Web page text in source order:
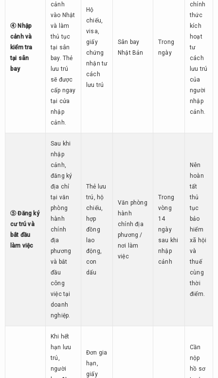
④ Nhập
cảnh và
kiểm tra
tại sân
bay
cảnh
vào Nhật
và làm
thủ tục
tại sân
bay. Thẻ
lưu trú
sẽ được
cấp ngay
tại cửa
nhập
cảnh.
Hộ
chiếu,
visa,
giấy
chứng
nhận tư
cách
lưu trú
Sân bay
Nhật Bản
Trong
ngày
chính
thức
kích
hoạt
tư
cách
lưu trú
của
người
nhập
cảnh.
⑤ Đăng ký
cư trú và
bắt đầu
làm việc
Sau khi
nhập
cảnh,
đăng ký
địa chỉ
tại văn
phòng
hành
chính
địa
phương
và bắt
đầu
công
việc tại
doanh
nghiệp.
Thẻ lưu
trú, hộ
chiếu,
hợp
đồng
lao
động,
con
dấu
Văn phòng
hành
chính địa
phương /
nơi làm
việc
Trong
vòng
14
ngày
sau khi
nhập
cảnh
Nên
hoàn
tất
thủ
tục
bảo
hiểm
xã hội
và
thuế
cùng
thời
điểm.
Khi hết
hạn lưu
trú,
người
Đơn gia
hạn,
giấy
Cần
nộp
hồ sơ